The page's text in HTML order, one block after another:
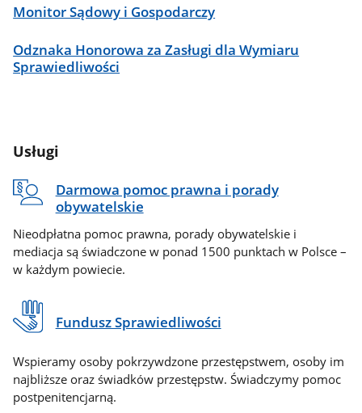
Monitor Sądowy i Gospodarczy
Odznaka Honorowa za Zasługi dla Wymiaru
Sprawiedliwości
Usługi
Darmowa pomoc prawna i porady
obywatelskie
Nieodpłatna pomoc prawna, porady obywatelskie i
mediacja są świadczone w ponad 1500 punktach w Polsce –
w każdym powiecie.
Fundusz Sprawiedliwości
Wspieramy osoby pokrzywdzone przestępstwem, osoby im
najbliższe oraz świadków przestępstw. Świadczymy pomoc
postpenitencjarną.